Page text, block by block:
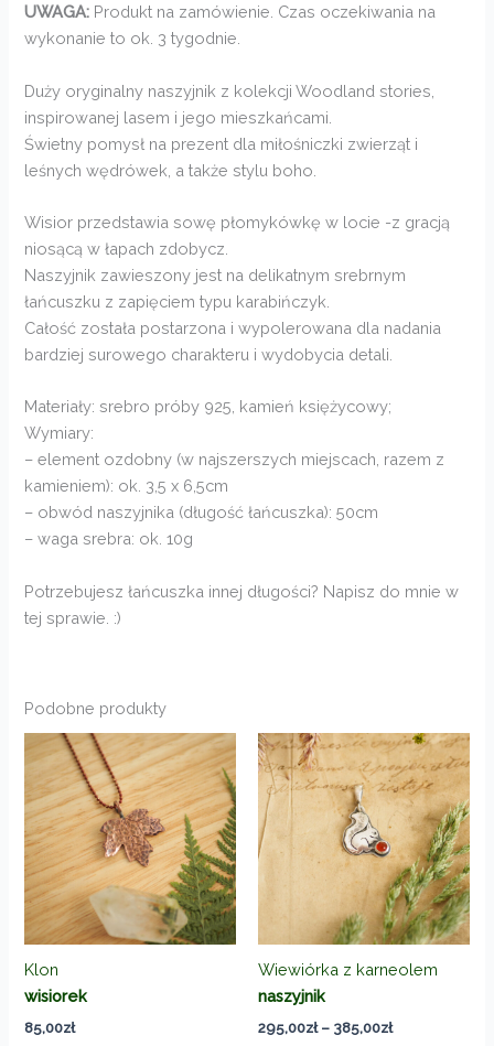
UWAGA: Produkt na zamówienie. Czas oczekiwania na
wykonanie to ok. 3 tygodnie.
Duży oryginalny naszyjnik z kolekcji Woodland stories,
inspirowanej lasem i jego mieszkańcami.
Świetny pomysł na prezent dla miłośniczki zwierząt i
leśnych wędrówek, a także stylu boho.
Wisior przedstawia sowę płomykówkę w locie -z gracją
niosącą w łapach zdobycz.
Naszyjnik zawieszony jest na delikatnym srebrnym
łańcuszku z zapięciem typu karabińczyk.
Całość została postarzona i wypolerowana dla nadania
bardziej surowego charakteru i wydobycia detali.
Materiały: srebro próby 925, kamień księżycowy;
Wymiary:
– element ozdobny (w najszerszych miejscach, razem z
kamieniem): ok. 3,5 x 6,5cm
– obwód naszyjnika (długość łańcuszka): 50cm
– waga srebra: ok. 10g
Potrzebujesz łańcuszka innej długości? Napisz do mnie w
tej sprawie. :)
Podobne produkty
Klon
wisiorek
85,00zł
Wiewiórka z karneolem
naszyjnik
295,00zł – 385,00złZakres